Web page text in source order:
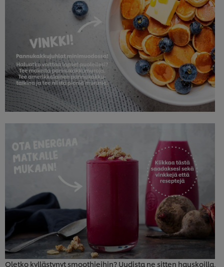
Oletko kyllästynyt smoothieihin? Uudista ne sitten hauskoilla,